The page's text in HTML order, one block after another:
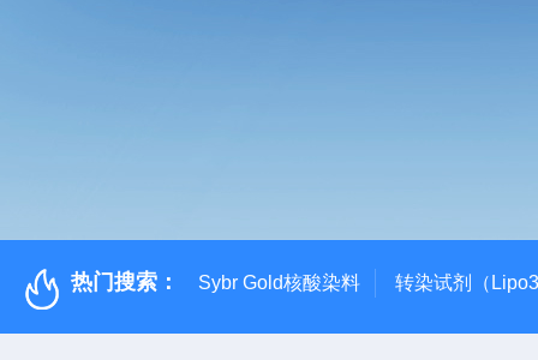
热门搜索： Sybr Gold核酸染料 转染试剂（